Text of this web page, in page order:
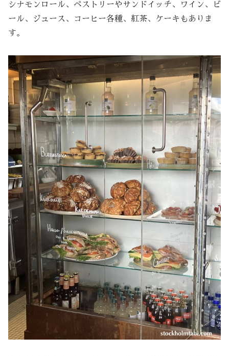
シナモンロール、ペストリーやサンドイッチ、ワイン、ビ
ール、ジュース、コーヒー各種、紅茶、ケーキもありま
す。